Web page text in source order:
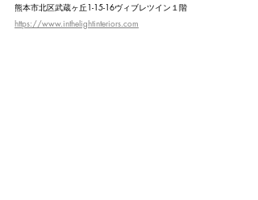
熊本市北区武蔵ヶ丘1-15-16ヴィブレツイン１階
https://www.inthelightinteriors.com